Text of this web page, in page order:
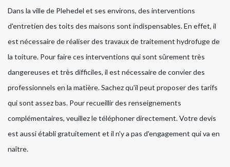
Dans la ville de Plehedel et ses environs, des interventions
d'entretien des toits des maisons sont indispensables. En effet, il
est nécessaire de réaliser des travaux de traitement hydrofuge de
la toiture. Pour faire ces interventions qui sont sûrement très
dangereuses et très difficiles, il est nécessaire de convier des
professionnels en la matière. Sachez qu'il peut proposer des tarifs
qui sont assez bas. Pour recueillir des renseignements
complémentaires, veuillez le téléphoner directement. Votre devis
est aussi établi gratuitement et il n'y a pas d'engagement qui va en
naître.